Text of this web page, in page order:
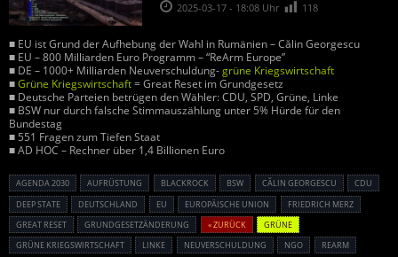
2025-03-17 - 18:08 Uhr 118
■ EU ist Grund der Aufhebung der Wahl in Rumänien – Călin Georgescu
■ EU – 800 Milliarden Euro Programm – “ReArm Europe”
■ DE – 1000+ Milliarden Neuverschuldung-grüne Kriegswirtschaft
■Grüne Kriegswirtschaft= Great Reset im Grundgesetz
■ Deutsche Parteien betrügen den Wähler: CDU, SPD, Grüne, Linke
■ BSW nur durch falsche Stimmauszählung unter 5% Hürde für den
Bundestag
■ 551 Fragen zum Tiefen Staat
■ AD HOC – Rechner über 1,4 Billionen Euro
AGENDA 2030 AUFRÜSTUNG BLACKROCK BSW CĂLIN GEORGESCU
CDU
DEEP STATE
DEUTSCHLAND EU EUROPÄISCHE UNION
FRIEDRICH MERZ
GREAT RESET
GRUNDGESETZÄNDERUNG « ZURÜCK
GRÜNE
GRÜNE KRIEGSWIRTSCHAFT
LINKE NEUVERSCHULDUNG NGO
REARM